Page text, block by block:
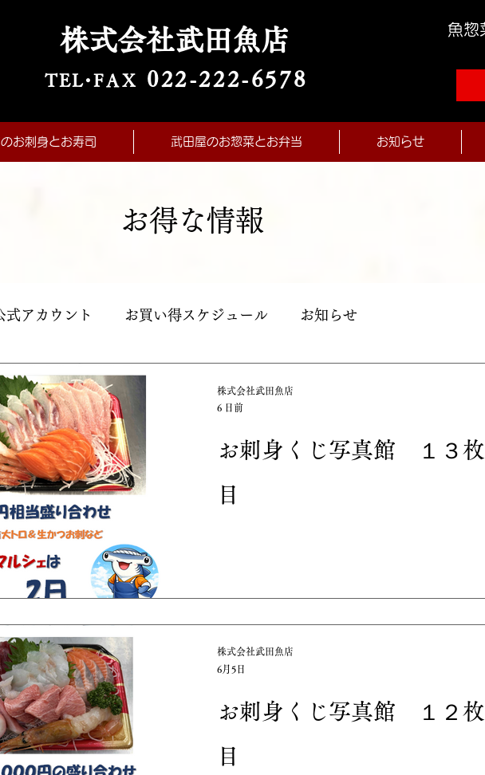
株式会社武田魚店
TEL・FAX 022-222-6578
魚惣
お刺身とお寿司 武田屋のお惣菜とお弁当 お知らせ
お得な情報
式アカウント お買い得スケジュール お知らせ
さばきや日記
お刺身くじ写真館 １３枚
目
株式会社武田魚店
6 日前
お刺身くじ写真館 １２枚
目
株式会社武田魚店
6月5日